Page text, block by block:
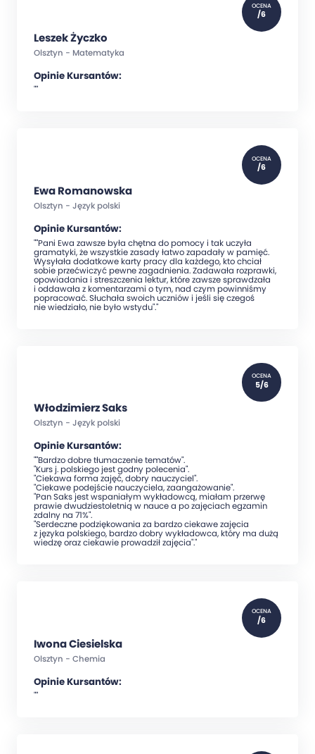
OCENA
/6
Leszek Życzko
Olsztyn - Matematyka
Opinie Kursantów:
""
OCENA
/6
Ewa Romanowska
Olsztyn - Język polski
Opinie Kursantów:
""Pani Ewa zawsze była chętna do pomocy i tak uczyła
gramatyki, że wszystkie zasady łatwo zapadały w pamięć.
Wysyłała dodatkowe karty pracy dla każdego, kto chciał
sobie przećwiczyć pewne zagadnienia. Zadawała rozprawki,
opowiadania i streszczenia lektur, które zawsze sprawdzała
i oddawała z komentarzami o tym, nad czym powinniśmy
popracować. Słuchała swoich uczniów i jeśli się czegoś
nie wiedziało, nie było wstydu"."
OCENA
5/6
Włodzimierz Saks
Olsztyn - Język polski
Opinie Kursantów:
""Bardzo dobre tłumaczenie tematów".
"Kurs j. polskiego jest godny polecenia".
"Ciekawa forma zajęć, dobry nauczyciel".
"Ciekawe podejście nauczyciela, zaangażowanie".
"Pan Saks jest wspaniałym wykładowcą, miałam przerwę
prawie dwudziestoletnią w nauce a po zajęciach egzamin
zdalny na 71%".
"Serdeczne podziękowania za bardzo ciekawe zajęcia
z języka polskiego, bardzo dobry wykładowca, który ma dużą
wiedzę oraz ciekawie prowadził zajęcia"."
OCENA
/6
Iwona Ciesielska
Olsztyn - Chemia
Opinie Kursantów:
""